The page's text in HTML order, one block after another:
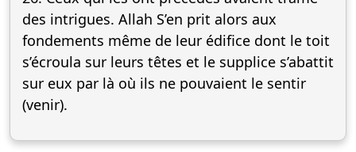
des intrigues. Allah S’en prit alors aux
fondements même de leur édifice dont le toit
s’écroula sur leurs têtes et le supplice s’abattit
sur eux par là où ils ne pouvaient le sentir
(venir).